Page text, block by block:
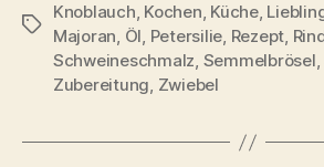
Schlagwörter
Knoblauch, Kochen, Küche,
Majoran, Öl, Petersilie, Rezept,
Schweineschmalz, Semmelbrösel,
Zubereitung, Zwiebel